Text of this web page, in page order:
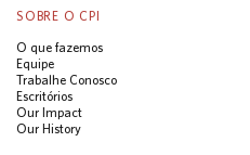
SOBRE O CPI
O que fazemos
Equipe
Trabalhe Conosco
Escritórios
Our Impact
Our History